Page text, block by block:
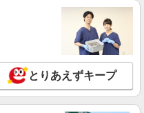
詳細を見る
時給
とりあえずキープ